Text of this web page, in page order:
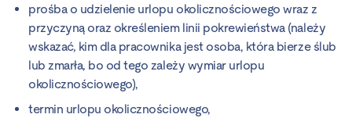
prośba o udzielenie urlopu okolicznościowego wraz z
przyczyną oraz określeniem linii pokrewieństwa (należy
wskazać, kim dla pracownika jest osoba, która bierze ślub
lub zmarła, bo od tego zależy wymiar urlopu
okolicznościowego),
termin urlopu okolicznościowego,